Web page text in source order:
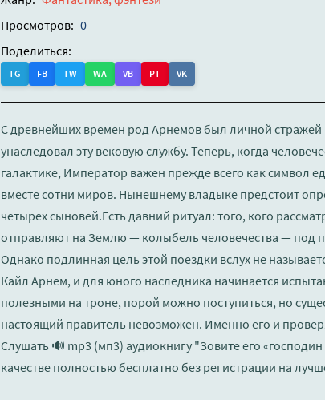
Просмотров: 0
Поделиться:
TG FB TW WA VB PT VK
С древнейших времен род Арнемов был личной
унаследовал эту вековую службу. Теперь, когда
галактике, Император важен прежде всего как символ
вместе сотни миров. Нынешнему владыке предстоит
четырех сыновей.Есть давний ритуал: того, кого
отправляют на Землю — колыбель человечества — под
Однако подлинная цель этой поездки вслух не
Кайл Арнем, и для юного наследника начинается
полезными на троне, порой можно поступиться, но
настоящий правитель невозможен. Именно его и
Слушать 🔊 mp3 (мп3) аудиокнигу "Зовите его
качестве полностью бесплатно без регистрации на